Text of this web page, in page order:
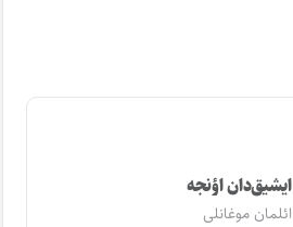
ایشیق‌دان اؤنجه
ائلمان موغانلی